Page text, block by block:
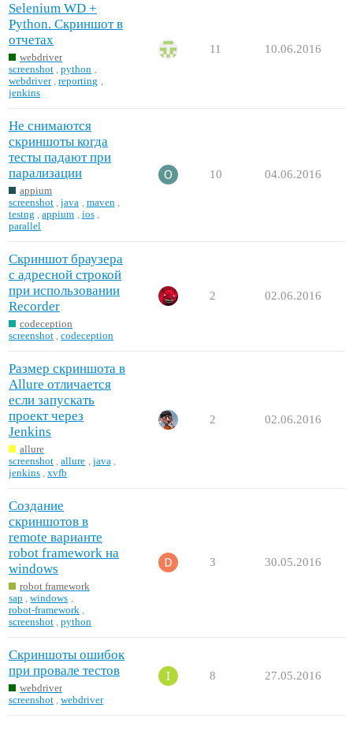
Selenium WD +
Python. Скриншот в
отчетах
webdriver
screenshot ,python
webdriver ,reporting
jenkins
11 10.06.2016
Не снимаются
скриншоты когда
тесты падают при
парализации
appium
screenshot ,java maven
testng
,appium ios
parallel
10 04.06.2016
Скриншот браузера
с адресной строкой
при использовании
Recorder
codeception
screenshot ,codeception
2 02.06.2016
Размер скриншота в
Allure отличается
если запускать
проект через
Jenkins
allure
screenshot ,allure java
jenkins ,xvfb
2 02.06.2016
Создание
скриншотов в
remote варианте
robot framework на
windows
robot framework
sap
,windows
robot-framework
screenshot ,python
3 30.05.2016
Скриншоты ошибок
при провале тестов
webdriver
screenshot ,webdriver
8 27.05.2016